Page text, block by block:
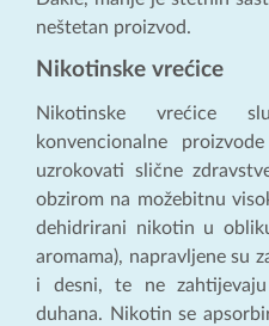
neštetan proizvod.
Nikotinske vrećice
Nikotinske vrećice
konvencionalne
uzrokovati slične
obzirom na možebitnu
dehidrirani nikotin u
aromama), napravljene su
i desni, te ne
duhana. Nikotin se